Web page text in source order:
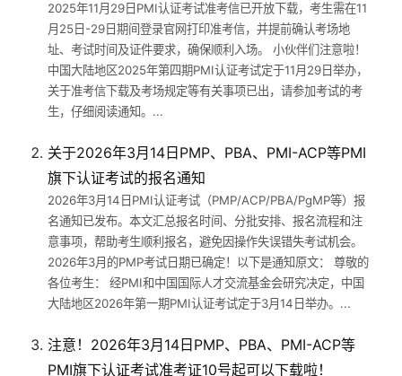
2025年11月29日PMI认证考试准考信已开放下载，考生需在11
月25日-29日期间登录官网打印准考信，并提前确认考场地
址、考试时间及证件要求，确保顺利入场。 小伙伴们注意啦！
中国大陆地区2025年第四期PMI认证考试定于11月29日举办，
关于准考信下载及考场规定等有关事项已出，请参加考试的考
生，仔细阅读通知。...
关于2026年3月14日PMP、PBA、PMI-ACP等PMI
旗下认证考试的报名通知
2026年3月14日PMI认证考试（PMP/ACP/PBA/PgMP等）报
名通知已发布。本文汇总报名时间、分批安排、报名流程和注
意事项，帮助考生顺利报名，避免因操作失误错失考试机会。
2026年3月的PMP考试日期已确定！以下是通知原文： 尊敬的
各位考生： 经PMI和中国国际人才交流基金会研究决定，中国
大陆地区2026年第一期PMI认证考试定于3月14日举办。...
注意！2026年3月14日PMP、PBA、PMI-ACP等
PMI旗下认证考试准考证10号起可以下载啦！